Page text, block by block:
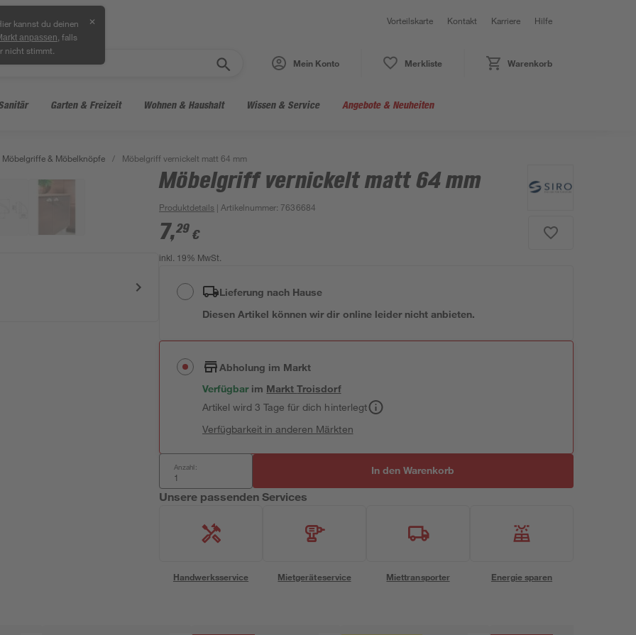
kannst du deinen
anpassen , falls
nicht stimmt.
✕ Vorteilskarte Kontakt Karriere Hilfe
Mein Konto Merkliste Warenkorb
Garten & Freizeit Wohnen & Haushalt Wissen & Service Angebote & Neuheiten
Möbelgriffe & Möbelknöpfe / Möbelgriff vernickelt matt 64 mm
Möbelgriff vernickelt matt 64 mm
Produktdetails | Artikelnummer: 7636684
7,29 €
inkl. 19% MwSt.
Lieferung nach Hause
Diesen Artikel können wir dir online leider nicht anbieten.
Abholung im Markt
Verfügbar im MarktTroisdorf
Artikel wird 3 Tage für dich hinterlegt
Verfügbarkeit in anderen Märkten
Anzahl: In den Warenkorb
Unsere passenden Services
Handwerksservice Mietgeräteservice Miettransporter Energie sparen